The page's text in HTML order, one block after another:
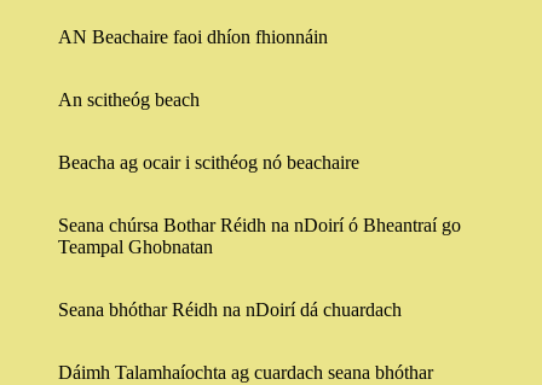
AN Beachaire faoi dhíon fhionnáin
An scitheóg beach
Beacha ag ocair i scithéog nó beachaire
Seana chúrsa Bothar Réidh na nDoirí ó Bheantraí go
Teampal Ghobnatan
Seana bhóthar Réidh na nDoirí dá chuardach
Dáimh Talamhaíochta ag cuardach seana bhóthar